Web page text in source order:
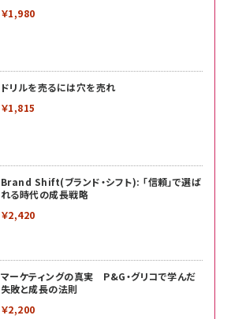
￥1,980
ドリルを売るには穴を売れ
￥1,815
Brand Shift(ブランド・シフト): 「信頼」で選ば
れる時代の成長戦略
￥2,420
マーケティングの真実 P&G・グリコで学んだ
失敗と成長の法則
￥2,200